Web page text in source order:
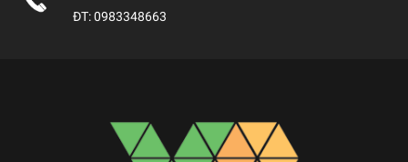
ĐT:0983348663